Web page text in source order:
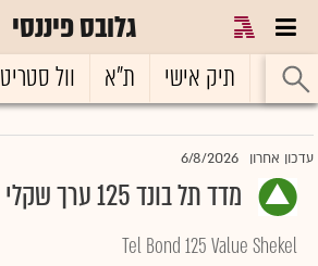
גלובס פיננסי
ראשי תיק אישי ת"א וול סטריט
עדכון אחרון 6/8/2026
מדד תל בונד 125 ערך שקלי
Tel Bond 125 Value Shekel